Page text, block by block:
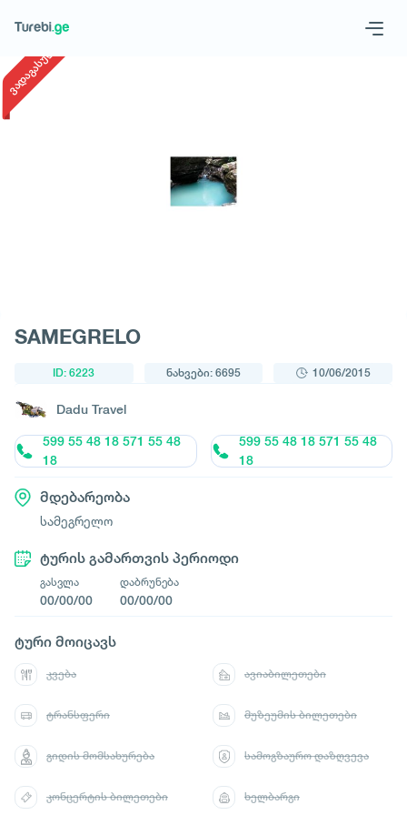
მოითხოვე ტური
ვადაგასული
SAMEGRELO
ID: 6223 ნახვები: 6695 10/06/2015
Dadu Travel
599 55 48 18 571 55 48
18
599 55 48 18 571 55 48
18
მდებარეობა
სამეგრელო
ტურის გამართვის პერიოდი
გასვლა
00/00/00
დაბრუნება
00/00/00
ტური მოიცავს
კვება ავიაბილეთები
ტრანსფერი მუზეუმის ბილეთები
გიდის მომსახურება სამოგზაურო დაზღვევა
კონცერტის ბილეთები ხელბარგი